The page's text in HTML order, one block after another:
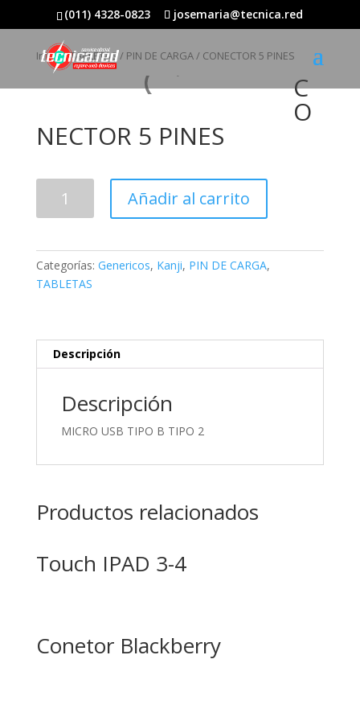
(011) 4328-0823 josemaria@tecnica.red
Inicio/TABLETAS/ PIN DE CARGA/ CONECTOR 5 PINES
C
O
NECTOR 5 PINES
Añadir al carrito
Categorías: Genericos, Kanji, PIN DE CARGA,
TABLETAS
Descripción
Descripción
MICRO USB TIPO B TIPO 2
Productos relacionados
Touch IPAD 3-4
Conetor Blackberry